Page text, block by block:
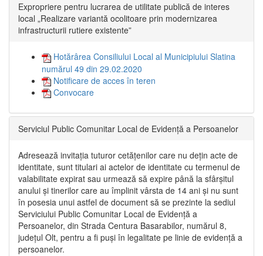
Expropriere pentru lucrarea de utilitate publică de interes
local „Realizare variantă ocolitoare prin modernizarea
infrastructurii rutiere existente”
Hotărârea Consiliului Local al Municipiului Slatina
numărul 49 din 29.02.2020
Notificare de acces în teren
Convocare
Serviciul Public Comunitar Local de Evidență a Persoanelor
Adresează invitația tuturor cetățenilor care nu dețin acte de
identitate, sunt titulari ai actelor de identitate cu termenul de
valabilitate expirat sau urmează să expire până la sfârșitul
anului și tinerilor care au împlinit vârsta de 14 ani și nu sunt
în posesia unui astfel de document să se prezinte la sediul
Serviciului Public Comunitar Local de Evidență a
Persoanelor, din Strada Centura Basarabilor, numărul 8,
județul Olt, pentru a fi puși în legalitate pe linie de evidență a
persoanelor.